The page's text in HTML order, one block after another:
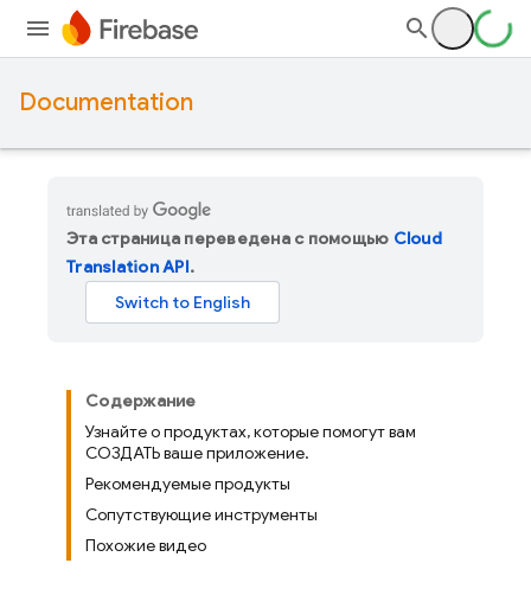
Documentation
Эта страница переведена с помощью Cloud
Translation API.
Содержание
Узнайте о продуктах, которые помогут вам
СОЗДАТЬ ваше приложение.
Рекомендуемые продукты
Сопутствующие инструменты
Похожие видео